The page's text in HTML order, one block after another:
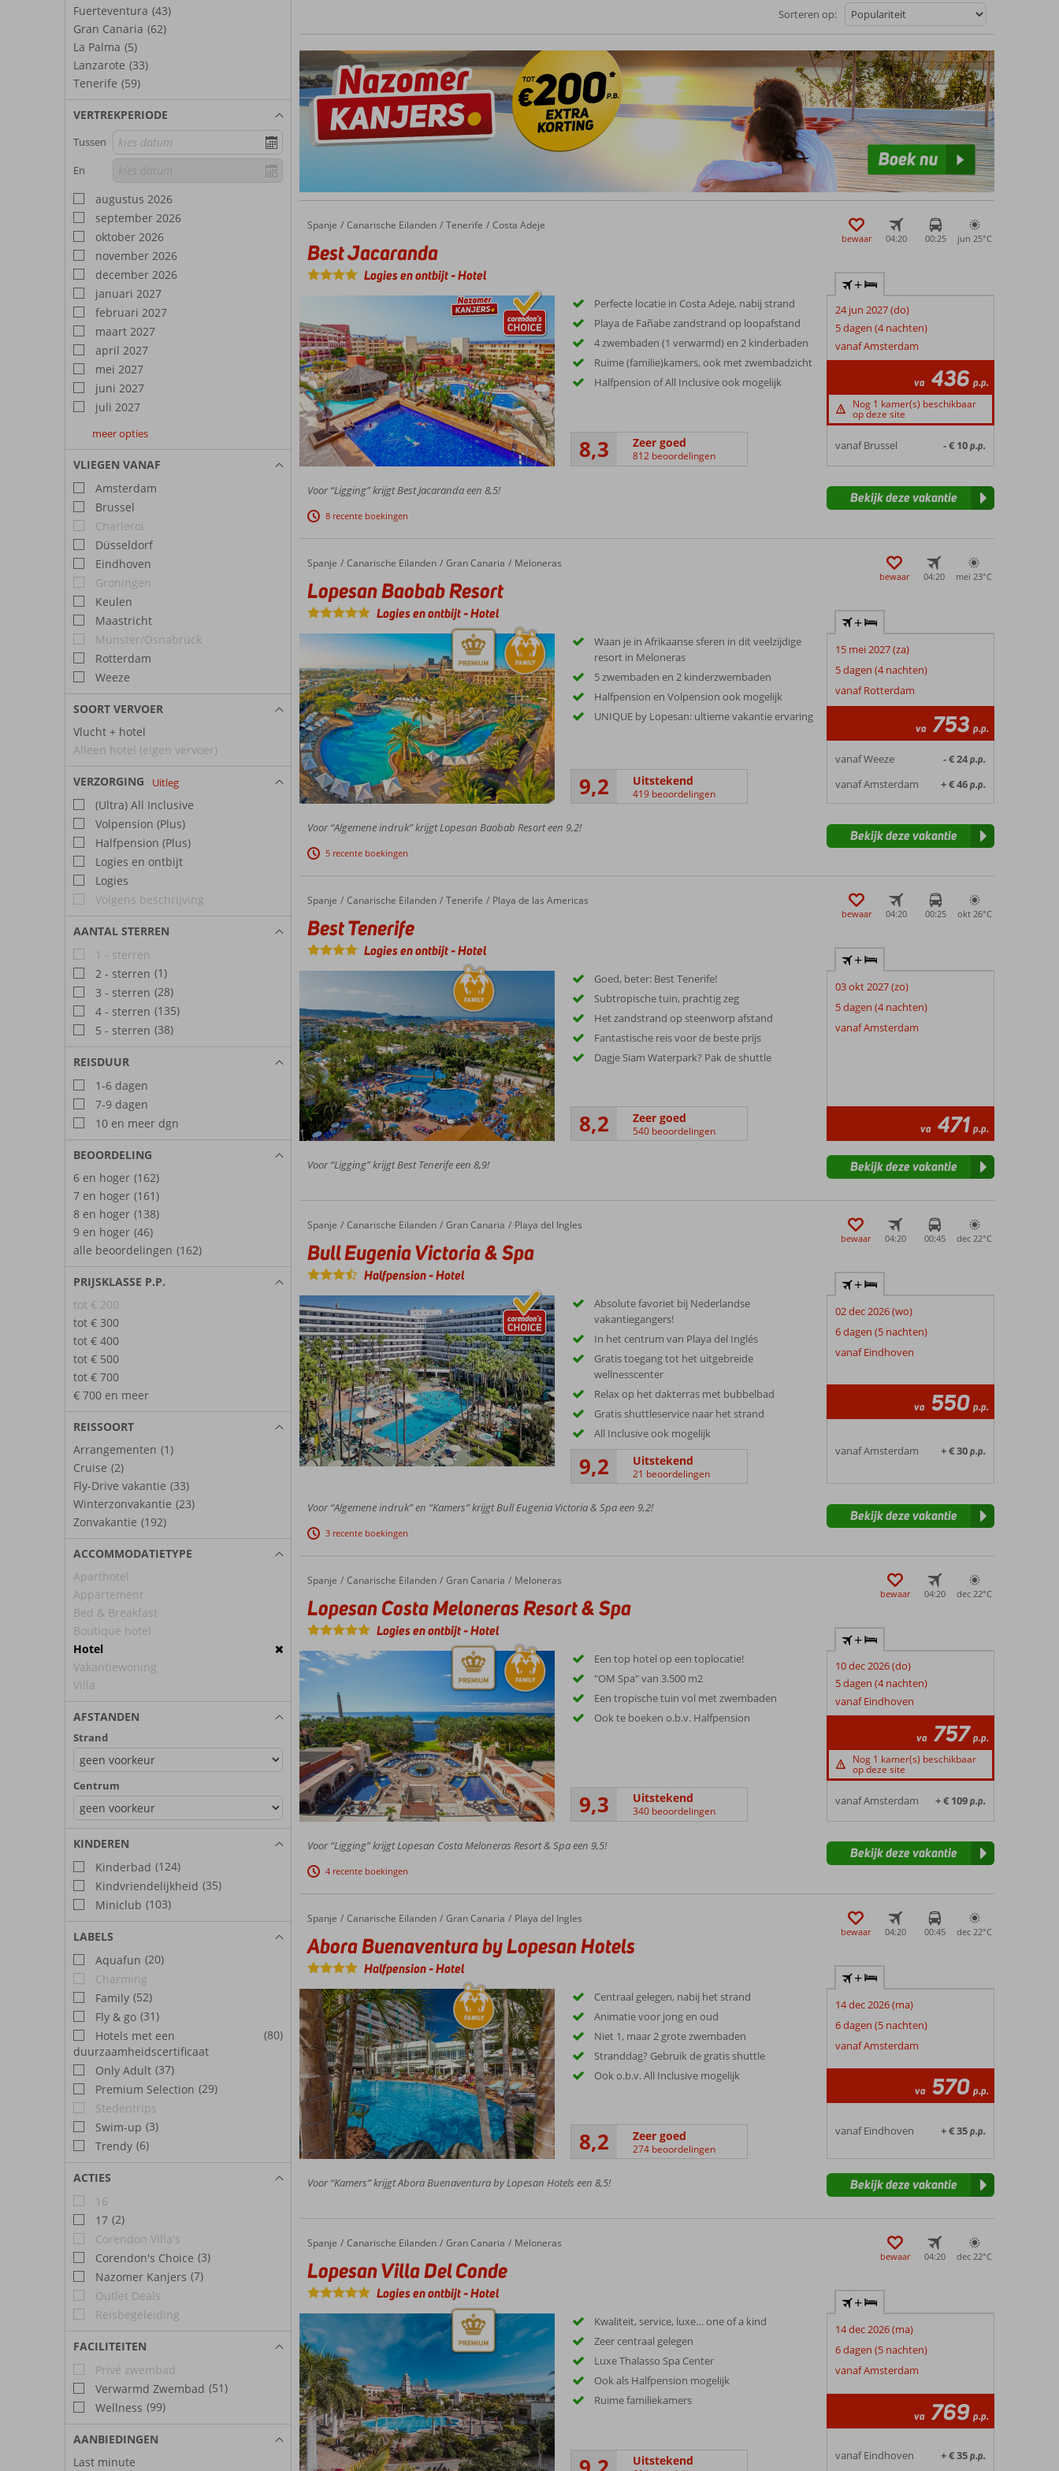
Fuerteventura (43)
Gran Canaria (62)
La Palma (5)
Lanzarote (33)
Tenerife (59)
VERTREKPERIODE
Tussen
En
augustus 2026
september 2026
oktober 2026
november 2026
december 2026
januari 2027
februari 2027
maart 2027
april 2027
mei 2027
juni 2027
juli 2027
augustus
2027
september
2027
oktober
2027
meer opties
VLIEGEN VANAF
Amsterdam
Brussel
Charleroi
Düsseldorf
Eindhoven
Groningen
Keulen
Maastricht
Münster/Osnabrück
Rotterdam
Weeze
SOORT VERVOER
Vlucht + hotel
Alleen hotel (eigen vervoer)
VERZORGING Uitleg
(Ultra) All Inclusive
Volpension (Plus)
Halfpension (Plus)
Logies en ontbijt
Logies
Volgens beschrijving
AANTAL STERREN
1 - sterren
2 - sterren (1)
3 - sterren (28)
4 - sterren (135)
5 - sterren (38)
REISDUUR
1-6 dagen
7-9 dagen
10 en meer dgn
BEOORDELING
6 en hoger (162)
7 en hoger (161)
8 en hoger (138)
9 en hoger (46)
alle beoordelingen (162)
PRIJSKLASSE P.P.
tot € 200
tot € 300
tot € 400
tot € 500
tot € 700
€ 700 en meer
REISSOORT
Arrangementen (1)
Cruise (2)
Fly-Drive vakantie (33)
Winterzonvakantie (23)
Zonvakantie (192)
ACCOMMODATIETYPE
Aparthotel
Appartement
Bed & Breakfast
Boutique hotel
Hotel
Vakantiewoning
Villa
AFSTANDEN
Strand
Centrum
KINDEREN
Kinderbad (124)
Kindvriendelijkheid (35)
Miniclub (103)
LABELS
Aquafun (20)
Charming
Family (52)
Fly & go (31)
Hotels met een
duurzaamheidscertificaat
(80)
Only Adult (37)
Premium Selection (29)
Stedentrips
Swim-up (3)
Trendy (6)
ACTIES
16
17 (2)
Corendon Villa's
Corendon's Choice (3)
Nazomer Kanjers (7)
Outlet Deals
Reisbegeleiding
FACILITEITEN
Privé zwembad
Verwarmd Zwembad (51)
Wellness (99)
AANBIEDINGEN
Last minute
Sorteren op:
Home
Spanje Canarische Eilanden Tenerife Costa Adeje
Best Jacaranda
Best Jacaranda
Logies en ontbijt-Hotel
bewaar 04:20 00:25 jun 25°C
Perfecte locatie in Costa Adeje, nabij strand
Playa de Fañabe zandstrand op loopafstand
4 zwembaden (1 verwarmd) en 2 kinderbaden
Ruime (familie)kamers, ook met zwembadzicht
Halfpension of All Inclusive ook mogelijk
8,3 Zeer goed
812 beoordelingen
+
24 jun 2027 (do)
5 dagen (4 nachten)
vanaf Amsterdam
va 436 p.p.
Nog 1 kamer(s) beschikbaar
op deze site
vanaf Brussel - € 10p.p.
Voor “Ligging” krijgt Best Jacaranda een 8,5!
8 recente boekingen
Bekijk deze vakantie
Home
Spanje Canarische Eilanden Gran Canaria Meloneras
Lopesan Baobab Resort
Lopesan Baobab Resort
Logies en ontbijt-Hotel
bewaar 04:20 mei 23°C
Waan je in Afrikaanse sferen in dit veelzijdige
resort in Meloneras
5 zwembaden en 2 kinderzwembaden
Halfpension en Volpension ook mogelijk
UNIQUE by Lopesan: ultieme vakantie ervaring
9,2 Uitstekend
419 beoordelingen
+
15 mei 2027 (za)
5 dagen (4 nachten)
vanaf Rotterdam
va 753 p.p.
vanaf Weeze - € 24p.p.
vanaf Amsterdam + € 46p.p.
Voor “Algemene indruk” krijgt Lopesan Baobab Resort een 9,2!
5 recente boekingen
Bekijk deze vakantie
Home
Spanje Canarische Eilanden Tenerife Playa de las Americas
Best Tenerife
Best Tenerife
Logies en ontbijt-Hotel
bewaar 04:20 00:25 okt 26°C
Goed, beter: Best Tenerife!
Subtropische tuin, prachtig zeg
Het zandstrand op steenworp afstand
Fantastische reis voor de beste prijs
Dagje Siam Waterpark? Pak de shuttle
8,2 Zeer goed
540 beoordelingen
+
03 okt 2027 (zo)
5 dagen (4 nachten)
vanaf Amsterdam
va 471 p.p.
Voor “Ligging” krijgt Best Tenerife een 8,9! Bekijk deze vakantie
Home
Spanje Canarische Eilanden Gran Canaria Playa del Ingles
Bull Eugenia Victoria & Spa
Bull Eugenia Victoria & Spa
Halfpension-Hotel
bewaar 04:20 00:45 dec 22°C
Absolute favoriet bij Nederlandse
vakantiegangers!
In het centrum van Playa del Inglés
Gratis toegang tot het uitgebreide
wellnesscenter
Relax op het dakterras met bubbelbad
Gratis shuttleservice naar het strand
All Inclusive ook mogelijk
9,2 Uitstekend
21 beoordelingen
+
02 dec 2026 (wo)
6 dagen (5 nachten)
vanaf Eindhoven
va 550 p.p.
vanaf Amsterdam + € 30p.p.
Voor “Algemene indruk” en “Kamers” krijgt Bull Eugenia Victoria & Spa een 9,2!
3 recente boekingen
Bekijk deze vakantie
Home
Spanje Canarische Eilanden Gran Canaria Meloneras
Lopesan Costa Meloneras Resort & Spa
Lopesan Costa Meloneras Resort & Spa
Logies en ontbijt-Hotel
bewaar 04:20 dec 22°C
Een top hotel op een toplocatie!
"OM Spa" van 3.500 m2
Een tropische tuin vol met zwembaden
Ook te boeken o.b.v. Halfpension
9,3 Uitstekend
340 beoordelingen
+
10 dec 2026 (do)
5 dagen (4 nachten)
vanaf Eindhoven
va 757 p.p.
Nog 1 kamer(s) beschikbaar
op deze site
vanaf Amsterdam + € 109p.p.
Voor “Ligging” krijgt Lopesan Costa Meloneras Resort & Spa een 9,5!
4 recente boekingen
Bekijk deze vakantie
Home
Spanje Canarische Eilanden Gran Canaria Playa del Ingles
Abora Buenaventura by Lopesan Hotels
Abora Buenaventura by Lopesan Hotels
Halfpension-Hotel
bewaar 04:20 00:45 dec 22°C
Centraal gelegen, nabij het strand
Animatie voor jong en oud
Niet 1, maar 2 grote zwembaden
Stranddag? Gebruik de gratis shuttle
Ook o.b.v. All Inclusive mogelijk
8,2 Zeer goed
274 beoordelingen
+
14 dec 2026 (ma)
6 dagen (5 nachten)
vanaf Amsterdam
va 570 p.p.
vanaf Eindhoven + € 35p.p.
Voor “Kamers” krijgt Abora Buenaventura by Lopesan Hotels een 8,5! Bekijk deze vakantie
Home
Spanje Canarische Eilanden Gran Canaria Meloneras
Lopesan Villa Del Conde
Lopesan Villa Del Conde
Logies en ontbijt-Hotel
bewaar 04:20 dec 22°C
Kwaliteit, service, luxe… one of a kind
Zeer centraal gelegen
Luxe Thalasso Spa Center
Ook als Halfpension mogelijk
Ruime familiekamers
Uitstekend
+
14 dec 2026 (ma)
6 dagen (5 nachten)
vanaf Amsterdam
va 769 p.p.
vanaf Eindhoven + € 35p.p.